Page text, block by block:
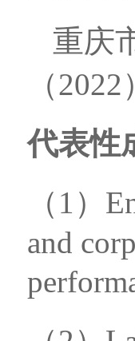
重庆
（
代表性
（1）
and